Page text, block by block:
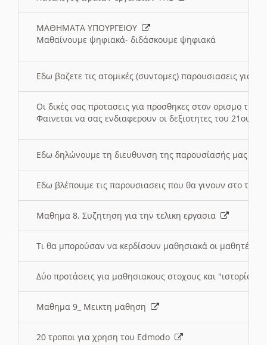
ΜΑΘΗΜΑΤΑ ΥΠΟΥΡΓΕΙΟΥ
Μαθαίνουμε ψηφιακά- διδάσκουμε ψηφιακά
Εδω βαζετε τις ατομικές (συντομες) παρουσιασεις για
Οι δικές σας προτασεις για προσθηκες στον ορισμο
Φαινεται να σας ενδιαφερουν οι δεξιοτητες του 21ου
Εδω δηλώνουμε τη διευθυνση της παρουσίασής μας
Εδω βλέπουμε τις παρουσιασεις που θα γινουν στο
Μαθημα 8. Συζητηση για την τελικη εργασια
Τι θα μπορούσαν να κερδίσουν μαθησιακά οι μαθητές/
Δύο προτάσεις για μαθησιακους στοχους και "ιστορία"
Μαθημα 9_ Μεικτη μαθηση
20 τροποι για χρηση του Edmodo